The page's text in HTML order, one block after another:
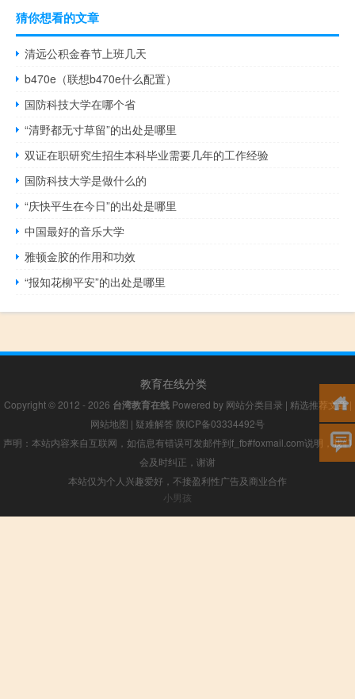
猜你想看的文章
清远公积金春节上班几天
b470e（联想b470e什么配置）
国防科技大学在哪个省
“清野都无寸草留”的出处是哪里
双证在职研究生招生本科毕业需要几年的工作经验
国防科技大学是做什么的
“庆快平生在今日”的出处是哪里
中国最好的音乐大学
雅顿金胶的作用和功效
“报知花柳平安”的出处是哪里
教育在线分类
Copyright © 2012 - 2026 台湾教育在线Powered by 网站分类目录 | 精选推荐文章|
网站地图 | 疑难解答 陕ICP备03334492号
声明：本站内容来自互联网，如信息有错误可发邮件到f_fb#foxmail.com说明，我们
会及时纠正，谢谢
本站仅为个人兴趣爱好，不接盈利性广告及商业合作
小男孩